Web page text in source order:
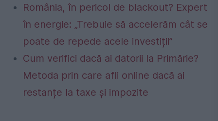
România, în pericol de blackout? Expert
în energie: „Trebuie să accelerăm cât se
poate de repede acele investiții”
Cum verifici dacă ai datorii la Primărie?
Metoda prin care afli online dacă ai
restanțe la taxe și impozite